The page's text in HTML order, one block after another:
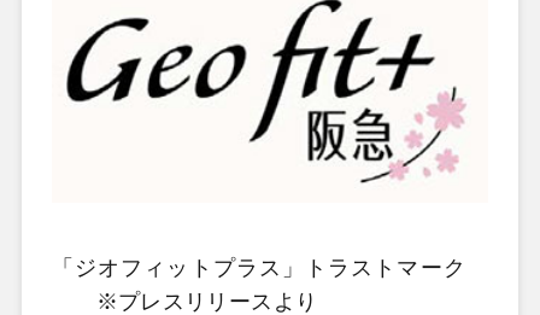
「ジオフィットプラス」トラストマーク
※プレスリリースより